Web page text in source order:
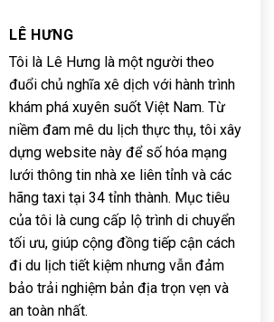
LÊ HƯNG
Tôi là Lê Hưng là một người theo
đuổi chủ nghĩa xê dịch với hành trình
khám phá xuyên suốt Việt Nam. Từ
niềm đam mê du lịch thực thụ, tôi xây
dựng website này để số hóa mạng
lưới thông tin nhà xe liên tỉnh và các
hãng taxi tại 34 tỉnh thành. Mục tiêu
của tôi là cung cấp lộ trình di chuyển
tối ưu, giúp cộng đồng tiếp cận cách
đi du lịch tiết kiệm nhưng vẫn đảm
bảo trải nghiệm bản địa trọn vẹn và
an toàn nhất.